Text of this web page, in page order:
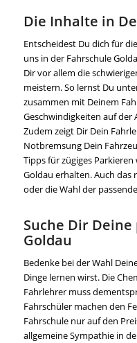
Die Inhalte in
Entscheidest Du dich für
uns in der Fahrschule
Dir vor allem die
meistern. So lernst Du
zusammen mit Deinem
Geschwindigkeiten auf
Zudem zeigt Dir Dein
Notbremsung Dein
Tipps für zügiges
Goldau erhalten. Auch das
oder die Wahl der
Suche Dir
Goldau
Bedenke bei der Wahl
Dinge lernen wirst. Die
Fahrlehrer muss
Fahrschüler machen den
Fahrschule nur auf den
allgemeine Sympathie in